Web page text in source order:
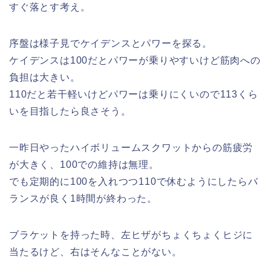
すぐ落とす考え。
序盤は様子見でケイデンスとパワーを探る。
ケイデンスは100だとパワーが乗りやすいけど筋肉への
負担は大きい。
110だと若干軽いけどパワーは乗りにくいので113くら
いを目指したら良さそう。
一昨日やったハイボリュームスクワットからの筋疲労
が大きく、100での維持は無理。
でも定期的に100を入れつつ110で休むようにしたらバ
ランスが良く1時間が終わった。
ブラケットを持った時、左ヒザがちょくちょくヒジに
当たるけど、右はそんなことがない。